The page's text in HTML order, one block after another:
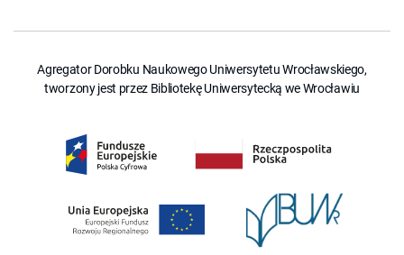
Agregator Dorobku Naukowego Uniwersytetu Wrocławskiego,
tworzony jest przez Bibliotekę Uniwersytecką we Wrocławiu